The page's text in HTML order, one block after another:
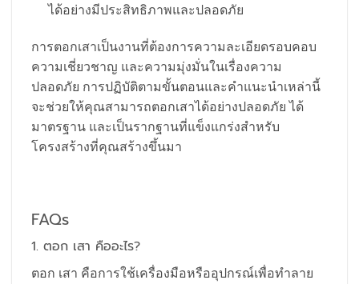
ได้อย่างมีประสิทธิภาพและปลอดภัย
การตอกเสาเป็นงานที่ต้องการความละเอียดรอบคอบ
ความเชี่ยวชาญ และความมุ่งมั่นในเรื่องความ
ปลอดภัย การปฏิบัติตามขั้นตอนและคำแนะนำเหล่านี้
จะช่วยให้คุณสามารถตอกเสาได้อย่างปลอดภัย ได้
มาตรฐาน และเป็นรากฐานที่แข็งแกร่งสำหรับ
โครงสร้างที่คุณสร้างขึ้นมา
FAQs
1. ตอก เสา คืออะไร?
ตอก เสา คือการใช้เครื่องมือหรืออุปกรณ์เพื่อทำลาย